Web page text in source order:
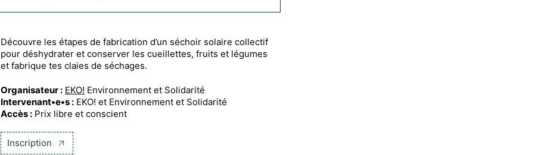
Découvre les étapes de fabrication d’un séchoir solaire collectif
pour déshydrater et conserver les cueillettes, fruits et légumes
et fabrique tes claies de séchages.
Organisateur : EKO! Environnement et Solidarité
Intervenant•e•s : EKO! et Environnement et Solidarité
Accès : Prix libre et conscient
Inscription